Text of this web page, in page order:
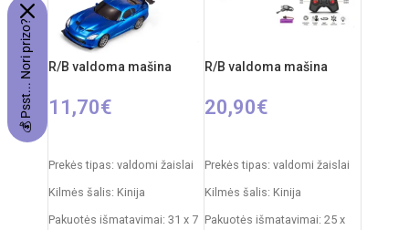
2xAA elementai
RC automobilio
akumuliatorius: 3,7V
nuo 6 metų
Rekomenduojamas amžius:
(nepridedamos)
R/B valdoma mašina
11,70€
Prekės tipas: valdomi žaislai
Kilmės šalis: Kinija
Pakuotės išmatavimai: 31 x 7
R/B valdoma mašina
20,90€
Prekės tipas: valdomi žaislai
Kilmės šalis: Kinija
Pakuotės išmatavimai: 25 x
💰 Psst... Nori prizo?